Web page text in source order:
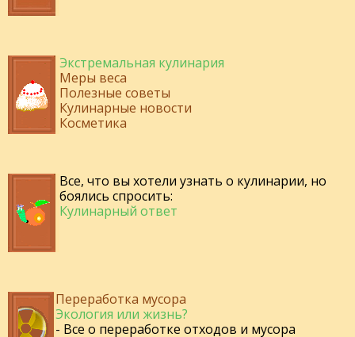
Экстремальная кулинария
Меры веса
Полезные советы
Кулинарные новости
Косметика
Все, что вы хотели узнать о кулинарии, но
боялись спросить:
Кулинарный ответ
Переработка мусора
Экология или жизнь?
- Все о переработке отходов и мусора